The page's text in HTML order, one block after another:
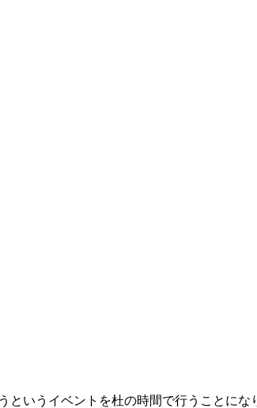
いうイベントを杜の時間で行うことにな